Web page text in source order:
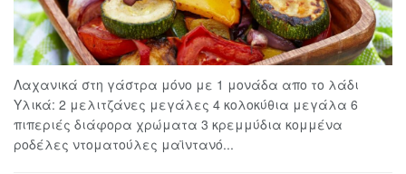
Λαχανικά στη γάστρα μόνο με 1 μονάδα απο το λάδι
Υλικά: 2 μελιτζάνες μεγάλες 4 κολοκύθια μεγάλα 6
πιπεριές διάφορα χρώματα 3 κρεμμύδια κομμένα
ροδέλες ντοματούλες μαϊντανό...